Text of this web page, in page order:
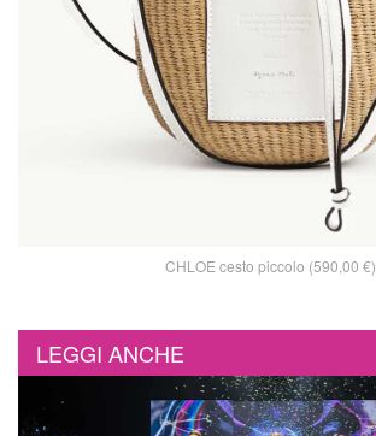
CHLOE cesto piccolo (590,00 €)
LEGGI ANCHE